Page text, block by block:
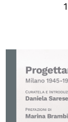
Progetti
Progetti